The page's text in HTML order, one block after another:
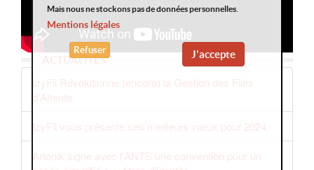
ACTUALITÉS
IzyFil Révolutionne (encore) la Gestion des Files
d'Attente
IzyFil vous présente ses meilleurs vœux pour 2024
Artonik signe avec l'ANTS une convention pour un
Mais nous ne stockons pas de données personnelles.
Mentions légales
J'accepte
Refuser